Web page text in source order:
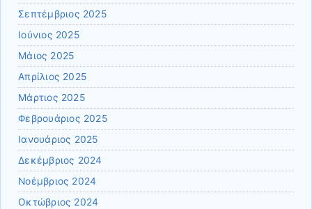
Σεπτέμβριος 2025
Ιούνιος 2025
Μάιος 2025
Απρίλιος 2025
Μάρτιος 2025
Φεβρουάριος 2025
Ιανουάριος 2025
Δεκέμβριος 2024
Νοέμβριος 2024
Οκτώβριος 2024